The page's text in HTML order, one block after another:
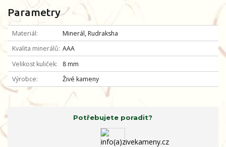
Parametry
Materiál
Minerál, Rudraksha
Kvalita minerálů AAA
Velikost kuliček
8 mm
Výrobce
Živé kameny
Potřebujete poradit?